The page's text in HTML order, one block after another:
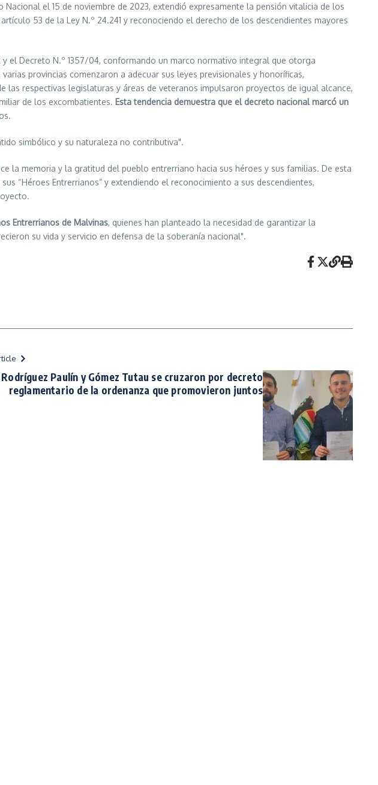
el 15 de noviembre de 2023, extendió expresamente la pensión vitalicia de los
53 de la Ley N.º 24.241 y reconociendo el derecho de los descendientes mayores
el Decreto N.º 1357/04, conformando un marco normativo integral que otorga
provincias comenzaron a adecuar sus leyes previsionales y honoríficas,
respectivas legislaturas y áreas de veteranos impulsaron proyectos de igual alcance,
de los excombatientes. Esta tendencia demuestra que el decreto nacional marcó un
simbólico y su naturaleza no contributiva".
la memoria y la gratitud del pueblo entrerriano hacia sus héroes y sus familias. De esta
“Héroes Entrerrianos” y extendiendo el reconocimiento a sus descendientes,
Entrerrianos de Malvinas, quienes han planteado la necesidad de garantizar la
su vida y servicio en defensa de la soberanía nacional".
Rodríguez Paulín y Gómez Tutau se cruzaron por decreto
reglamentario de la ordenanza que promovieron juntos